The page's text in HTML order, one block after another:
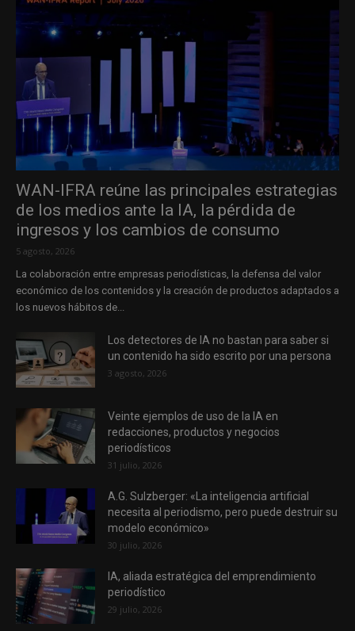
WAN-IFRA reúne las principales estrategias
de los medios ante la IA, la pérdida de
ingresos y los cambios de consumo
5 agosto, 2026
La colaboración entre empresas periodísticas, la defensa del valor
económico de los contenidos y la creación de productos adaptados a
los nuevos hábitos de...
Los detectores de IA no bastan para saber si
un contenido ha sido escrito por una persona
3 agosto, 2026
Veinte ejemplos de uso de la IA en
redacciones, productos y negocios
periodísticos
31 julio, 2026
A.G. Sulzberger: «La inteligencia artificial
necesita al periodismo, pero puede destruir su
modelo económico»
30 julio, 2026
IA, aliada estratégica del emprendimiento
periodístico
29 julio, 2026